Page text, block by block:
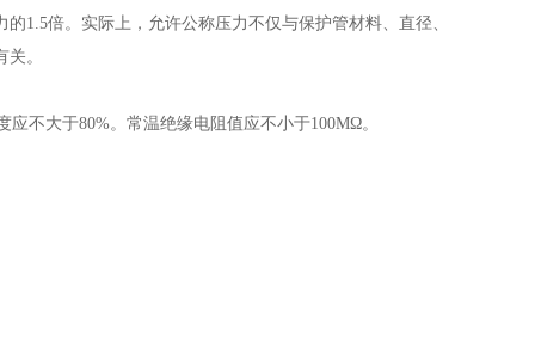
1.5倍。实际上，允许公称压力不仅与保护管材料、直径、
。
不大于80%。常温绝缘电阻值应不小于100MΩ。